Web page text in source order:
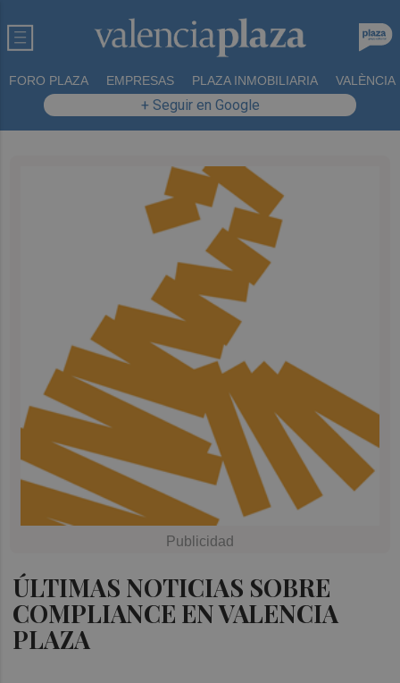
FORO PLAZA EMPRESAS PLAZA INMOBILIARIA VALÈNCIA
+ Seguir en Google
ÚLTIMAS NOTICIAS SOBRE
COMPLIANCE EN VALENCIA
PLAZA